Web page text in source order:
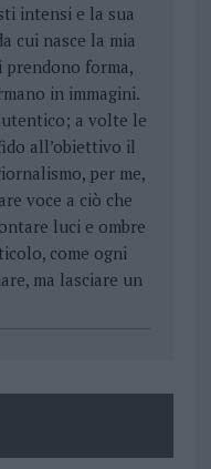
intensi e la sua
cui nasce la mia
forma,
in immagini.
a volte le
all’obiettivo il
per me,
voce a ciò che
luci e ombre
come ogni
ma lasciare un